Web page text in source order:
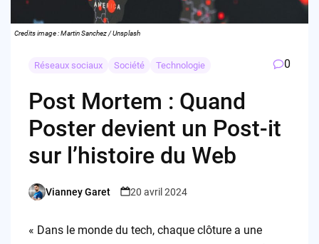
Credits image : Martin Sanchez / Unsplash
Réseaux sociaux Société Technologie 0
Post Mortem : Quand
Poster devient un Post-it
sur l’histoire du Web
Posted
Vianney Garet 20 avril 2024
« Dans le monde du tech, chaque clôture a une